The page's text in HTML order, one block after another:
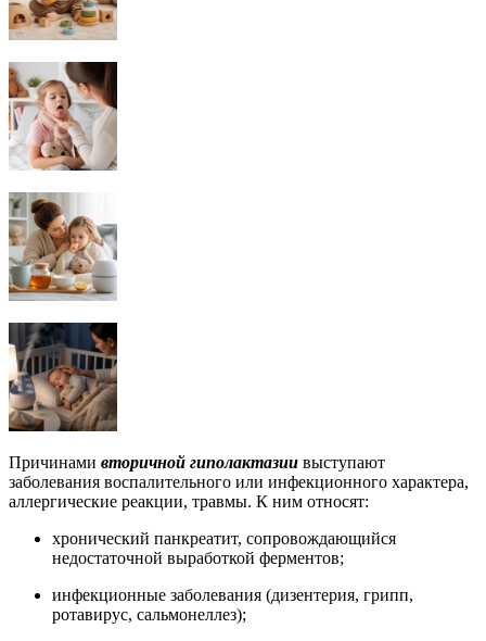
Причинами вторичной гиполактазии выступают
заболевания воспалительного или инфекционного характера,
аллергические реакции, травмы. К ним относят:
хронический панкреатит, сопровождающийся
недостаточной выработкой ферментов;
инфекционные заболевания (дизентерия, грипп,
ротавирус, сальмонеллез);